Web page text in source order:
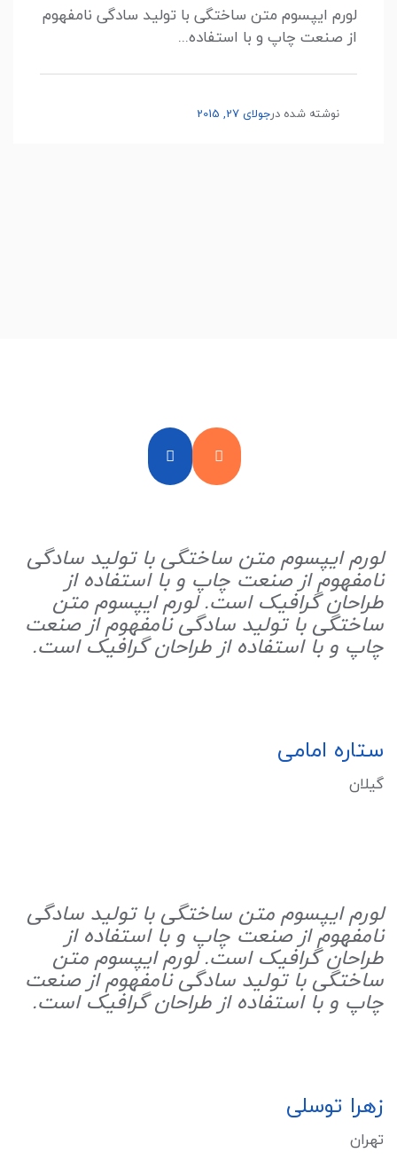
لورم ایپسوم متن ساختگی با تولید سادگی نامفهوم
از صنعت چاپ و با استفاده...
نوشته شده درجولای 27, 2015
لورم ایپسوم متن ساختگی با تولید سادگی
نامفهوم از صنعت چاپ و با استفاده از
طراحان گرافیک است. لورم ایپسوم متن
ساختگی با تولید سادگی نامفهوم از صنعت
چاپ و با استفاده از طراحان گرافیک است.
ستاره امامی
گیلان
لورم ایپسوم متن ساختگی با تولید سادگی
نامفهوم از صنعت چاپ و با استفاده از
طراحان گرافیک است. لورم ایپسوم متن
ساختگی با تولید سادگی نامفهوم از صنعت
چاپ و با استفاده از طراحان گرافیک است.
زهرا توسلی
تهران